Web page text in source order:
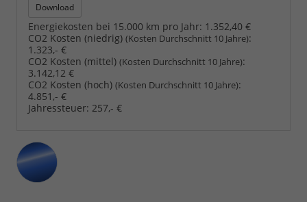
Download
Energiekosten bei 15.000 km pro Jahr: 1.352,40 €
CO2 Kosten (niedrig) (Kosten Durchschnitt 10 Jahre):
1.323,- €
CO2 Kosten (mittel) (Kosten Durchschnitt 10 Jahre):
3.142,12 €
CO2 Kosten (hoch) (Kosten Durchschnitt 10 Jahre):
4.851,- €
Jahressteuer: 257,- €